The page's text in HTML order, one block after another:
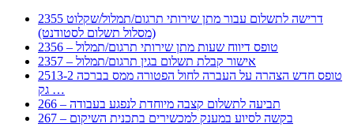
2355 דרישה לתשלום עבור מתן שירותי תרגום/תמלול/שקלוט
(מסלול תשלום לסטודנט)
2356 – טופס דיווח שעות מתן שירותי תרגום/תמלול
2357 – אישור קבלת תשלום בגין תרגום/תמלול
2513-2 טופס חדש הצהרה על העברה לחול הפטורה ממס בברכה
גק …
266 – תביעה לתשלום קצבה מיוחדת לנפגע בעבודה
267 – בקשה לסיוע במענק למכשירים בתכנית השיקום